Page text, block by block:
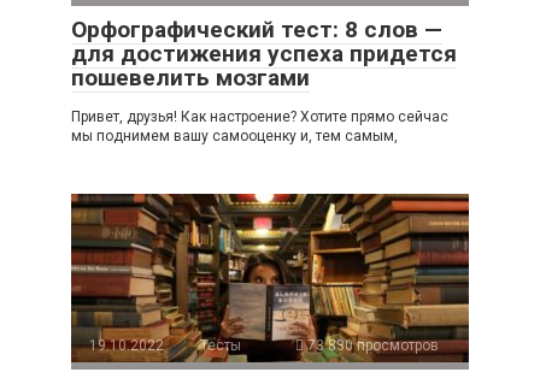
Орфографический тест: 8 слов —
для достижения успеха придется
пошевелить мозгами
Привет, друзья! Как настроение? Хотите прямо сейчас
мы поднимем вашу самооценку и, тем самым,
19.10.2022 Тесты 73 830 просмотров